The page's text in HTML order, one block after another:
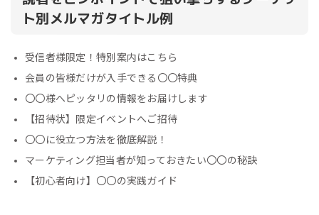
ト別メルマガタイトル例
受信者様限定！特別案内はこちら
会員の皆様だけが入手できる〇〇特典
〇〇様へピッタリの情報をお届けします
【招待状】限定イベントへご招待
〇〇に役立つ方法を徹底解説！
マーケティング担当者が知っておきたい〇〇の秘訣
【初心者向け】〇〇の実践ガイド